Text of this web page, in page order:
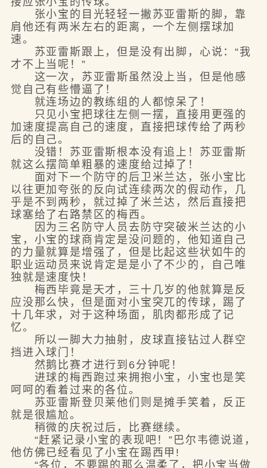
张小宝的目光轻轻一撇苏亚雷斯的脚，靠
肩他还有两米左右的距离，一个左侧摆球加
速。
苏亚雷斯跟上，但是没有出脚，心说：“我
才不上当呢！”
这一次，苏亚雷斯虽然没上当，但是他感
觉自己有些懵逼了！
就连场边的教练组的人都惊呆了！
只见小宝把球往左侧一摆，直接用更强的
加速度提高自己的速度，直接把球传给了两秒
后的自己。
没错！苏亚雷斯根本没有追上！苏亚雷斯
就这么摆简单粗暴的速度给过掉了！
面对下一个防守的后卫米兰达，张小宝比
以往更加夸张的反向试连续两次的假动作，几
乎是不到两秒，就过掉了米兰达，然后直接把
球塞给了右路禁区的梅西。
因为三名防守人员去防守突破米兰达的小
宝，小宝的球商肯定是没问题的，他知道自己
的力量就算是增强了，但是比起这些状如牛的
职业运动员来说肯定是是小了不少的，自己唯
独就是速度快！
梅西毕竟是天才，三十几岁的他就算是反
应没那么快，但是面对小宝突兀的传球，踢了
十几年求，对于这种场面，肌肉都形成了记
忆。
所以一脚大力抽射，皮球直接钻过人群空
挡进入球门！
然鹅比赛才进行到6分钟呢！
进球的梅西跑过来拥抱小宝，小宝也是笑
呵呵的看着过来的各位。
苏亚雷斯登贝莱他们则是摊手笑着，反正
就是很尴尬。
稍微的庆祝过后，比赛继续。
“赶紧记录小宝的表现吧！”巴尔韦德说道，
他仿佛已经看见了小宝在踢西甲!
“各位，不要踢的那么温柔了，把小宝当做